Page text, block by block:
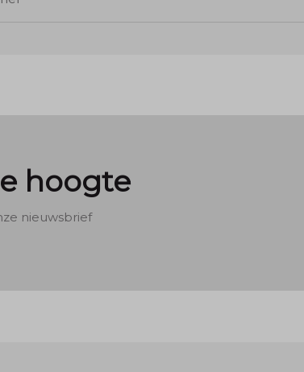
hoogte
nieuwsbrief